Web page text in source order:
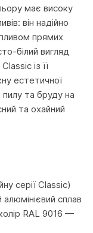
має високу
він надійно
прямих
білий вигляд
із її
естетичної
пилу та бруду на
та охайний
серії Classic)
сплав
RAL 9016 —